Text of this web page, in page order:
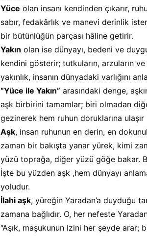
Yüce olan insanı kendinden çıkarır,
sabır, fedakârlık ve manevi derinlik
bir bütünlüğün parçası hâline getirir.
Yakın olan ise dünyayı, bedeni ve
kendini gösterir; tutkuların, arzuların
yakınlık, insanın dünyadaki varlığını
“Yüce ile Yakın” arasındaki denge,
aşk birbirini tamamlar; biri olmadan
gezinerek hem ruhun doruklarına
Aşk, insan ruhunun en derin, en
zaman bir bakışta yanar yürek, kimi
yüzü toprağa, diğer yüzü göğe bakar.
İşte bu yüzden aşk ,hem dünyayı
yoludur.
İlahi aşk, yüreğin Yaradan’a duyduğu
zamana bağlıdır. O, her nefeste
“Aşık, maşukunun izini her şeyde